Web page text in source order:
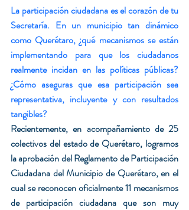
La participación ciudadana es el corazón de tu
Secretaría. En un municipio tan dinámico
como Querétaro, ¿qué mecanismos se están
implementando para que los ciudadanos
realmente incidan en las políticas públicas?
¿Cómo aseguras que esa participación sea
representativa, incluyente y con resultados
tangibles?
Recientemente, en acompañamiento de 25
colectivos del estado de Querétaro, logramos
la aprobación del Reglamento de Participación
Ciudadana del Municipio de Querétaro, en el
cual se reconocen oficialmente 11 mecanismos
de participación ciudadana que son muy